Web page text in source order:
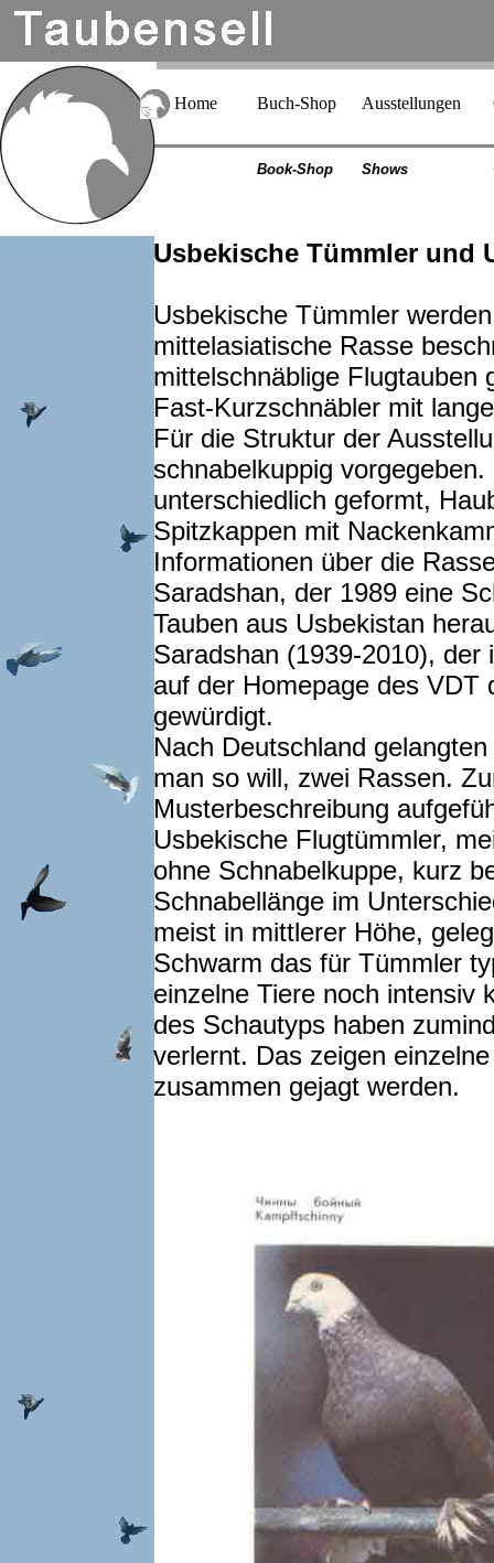
Home Buch-Shop Ausstellungen
Book-Shop Shows
Usbekische Tümmler und
Usbekische Tümmler
mittelasiatische Rasse
mittelschnäblige Flugtauben
Fast-Kurzschnäbler mit
Für die Struktur der
schnabelkuppig
unterschiedlich geformt,
Spitzkappen mit
Informationen über die
Saradshan, der 1989 eine
Tauben aus Usbekistan
Saradshan (1939-2010),
auf der Homepage des VDT
gewürdigt.
Nach Deutschland
man so will, zwei Rassen.
Musterbeschreibung
Usbekische Flugtümmler,
ohne Schnabelkuppe, kurz
Schnabellänge im
meist in mittlerer Höhe,
Schwarm das für Tümmler
einzelne Tiere noch intensiv
des Schautyps haben
verlernt. Das zeigen
zusammen gejagt werden.